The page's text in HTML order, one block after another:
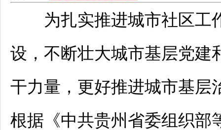
为扎实推进城市社区工
设，不断壮大城市基层党建
干力量，更好推进城市基层
根据《中共贵州省委组织部